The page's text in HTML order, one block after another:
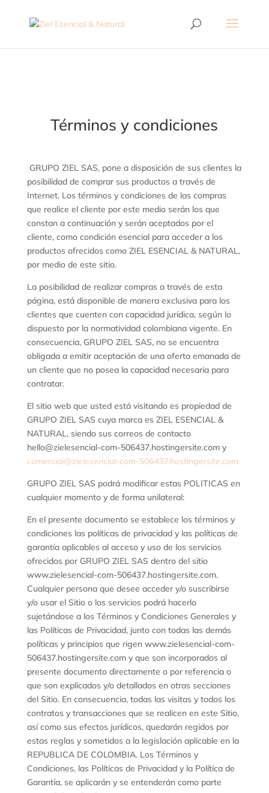
Términos y condiciones
GRUPO ZIEL SAS, pone a disposición de sus clientes la
posibilidad de comprar sus productos a través de
Internet. Los términos y condiciones de las compras
que realice el cliente por este medio serán los que
constan a continuación y serán aceptados por el
cliente, como condición esencial para acceder a los
productos ofrecidos como ZIEL ESENCIAL & NATURAL,
por medio de este sitio.
La posibilidad de realizar compras a través de esta
página, está disponible de manera exclusiva para los
clientes que cuenten con capacidad jurídica, según lo
dispuesto por la normatividad colombiana vigente. En
consecuencia, GRUPO ZIEL SAS, no se encuentra
obligada a emitir aceptación de una oferta emanada de
un cliente que no posea la capacidad necesaria para
contratar.
El sitio web que usted está visitando es propiedad de
GRUPO ZIEL SAS cuya marca es ZIEL ESENCIAL &
NATURAL, siendo sus correos de contacto
hello@zielesencial-com-506437.hostingersite.com y
comercial@zielesencial-com-506437.hostingersite.com
GRUPO ZIEL SAS podrá modificar estas POLITICAS en
cualquier momento y de forma unilateral:
En el presente documento se establece los términos y
condiciones las políticas de privacidad y las políticas de
garantía aplicables al acceso y uso de los servicios
ofrecidos por GRUPO ZIEL SAS dentro del sitio
www.zielesencial-com-506437.hostingersite.com.
Cualquier persona que desee acceder y/o suscribirse
y/o usar el Sitio o los servicios podrá hacerlo
sujetándose a los Términos y Condiciones Generales y
las Políticas de Privacidad, junto con todas las demás
políticas y principios que rigen www.zielesencial-com-
506437.hostingersite.com y que son incorporados al
presente documento directamente o por referencia o
que son explicados y/o detallados en otras secciones
del Sitio. En consecuencia, todas las visitas y todos los
contratos y transacciones que se realicen en este Sitio,
así como sus efectos jurídicos, quedarán regidos por
estas reglas y sometidos a la legislación aplicable en la
REPUBLICA DE COLOMBIA. Los Términos y
Condiciones, las Políticas de Privacidad y la Política de
Garantía, se aplicarán y se entenderán como parte